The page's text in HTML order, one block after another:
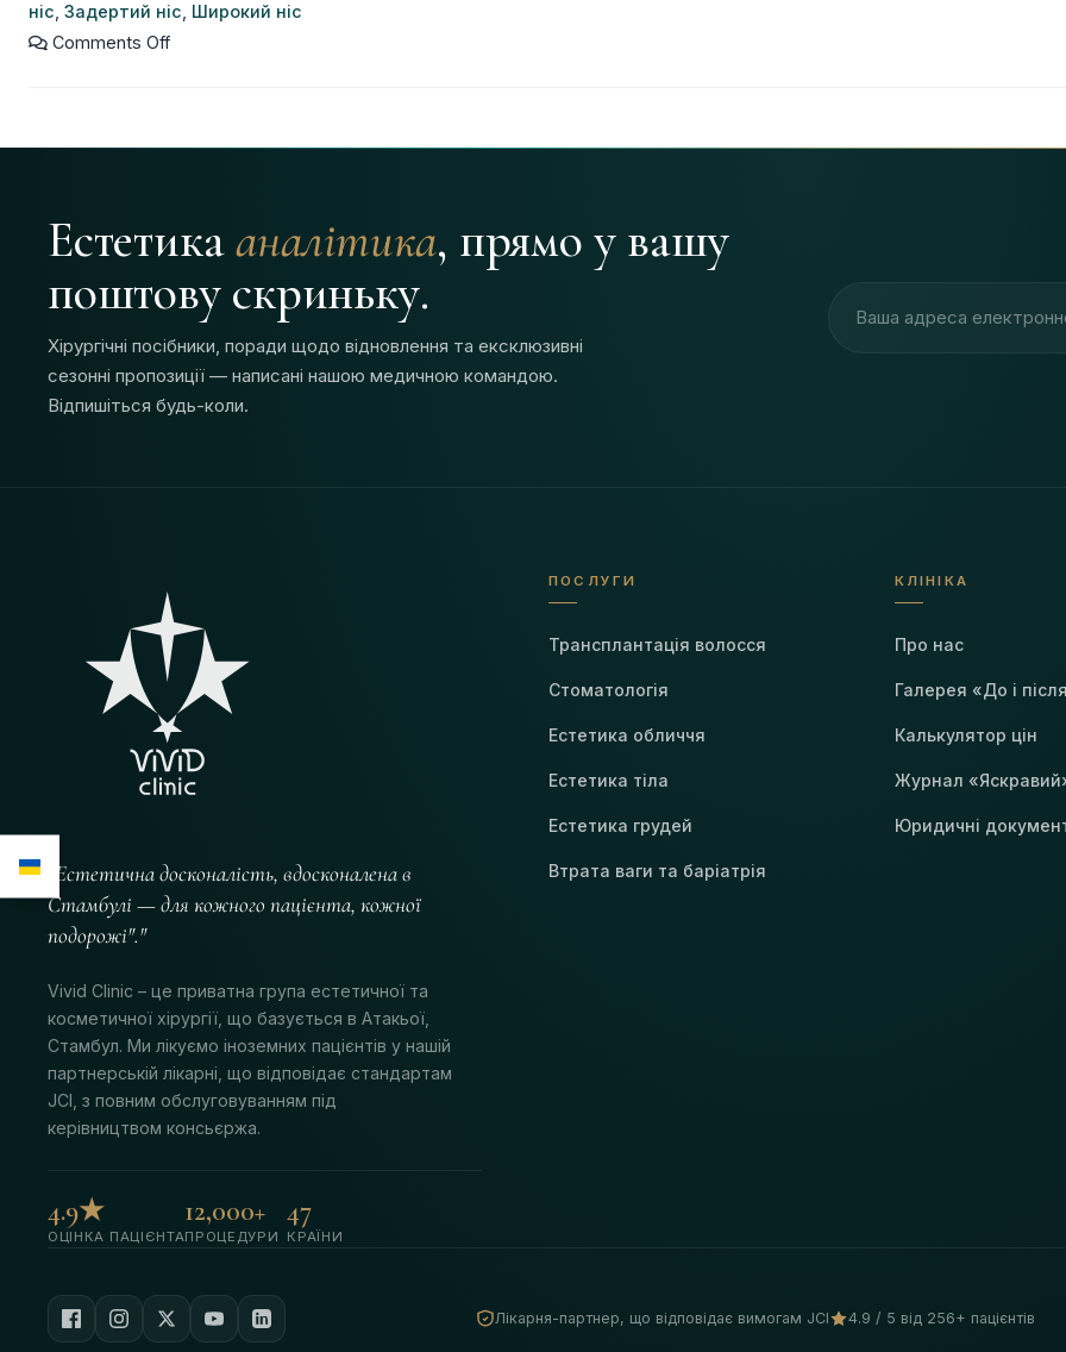
ніс Задертий ніс Широкий ніс
Comments Off
Естетикааналітика, прямо у вашу
поштову скриньку.
Хірургічні посібники, поради щодо відновлення та ексклюзивні
сезонні пропозиції — написані нашою медичною командою.
Відпишіться будь-коли.
"Естетична досконалість, вдосконалена в
Стамбулі — для кожного пацієнта, кожної
подорожі"."
Vivid Clinic – це приватна група естетичної та
косметичної хірургії, що базується в Атакьої,
Стамбул. Ми лікуємо іноземних пацієнтів у нашій
партнерській лікарні, що відповідає стандартам
JCI, з повним обслуговуванням під
керівництвом консьєржа.
4.9★
ОЦІНКА ПАЦІЄНТА
12,000+
ПРОЦЕДУРИ
47
КРАЇНИ
ПОСЛУГИ
Трансплантація волосся
Стоматологія
Естетика обличчя
Естетика тіла
Естетика грудей
Втрата ваги та баріатрія
КЛІНІКА
Про нас
Галерея «До і
Калькулятор цін
Журнал
Юридичні
Лікарня-партнер, що відповідає вимогам JCI 4.9 / 5 від 256+ пацієнтів